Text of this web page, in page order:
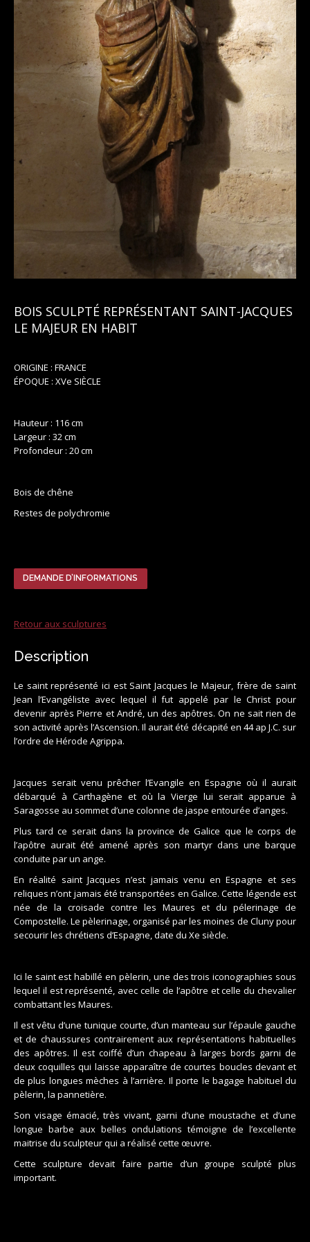
BOIS SCULPTÉ REPRÉSENTANT SAINT-JACQUES
LE MAJEUR EN HABIT
ORIGINE : FRANCE
ÉPOQUE : XVe SIÈCLE
Hauteur : 116 cm
Largeur : 32 cm
Profondeur : 20 cm
Bois de chêne
Restes de polychromie
DEMANDE D’INFORMATIONS
Retour aux sculptures
Description
Le saint représenté ici est Saint Jacques le Majeur, frère de saint
Jean l’Evangéliste avec lequel il fut appelé par le Christ pour
devenir après Pierre et André, un des apôtres. On ne sait rien de
son activité après l’Ascension. Il aurait été décapité en 44 ap J.C. sur
l’ordre de Hérode Agrippa.
Jacques serait venu prêcher l’Evangile en Espagne où il aurait
débarqué à Carthagène et où la Vierge lui serait apparue à
Saragosse au sommet d’une colonne de jaspe entourée d’anges.
Plus tard ce serait dans la province de Galice que le corps de
l’apôtre aurait été amené après son martyr dans une barque
conduite par un ange.
En réalité saint Jacques n’est jamais venu en Espagne et ses
reliques n’ont jamais été transportées en Galice. Cette légende est
née de la croisade contre les Maures et du pélerinage de
Compostelle. Le pèlerinage, organisé par les moines de Cluny pour
secourir les chrétiens d’Espagne, date du Xe siècle.
Ici le saint est habillé en pèlerin, une des trois iconographies sous
lequel il est représenté, avec celle de l’apôtre et celle du chevalier
combattant les Maures.
Il est vêtu d’une tunique courte, d’un manteau sur l’épaule gauche
et de chaussures contrairement aux représentations habituelles
des apôtres. Il est coiffé d’un chapeau à larges bords garni de
deux coquilles qui laisse apparaître de courtes boucles devant et
de plus longues mèches à l’arrière. Il porte le bagage habituel du
pèlerin, la pannetière.
Son visage émacié, très vivant, garni d’une moustache et d’une
longue barbe aux belles ondulations témoigne de l’excellente
maitrise du sculpteur qui a réalisé cette œuvre.
Cette sculpture devait faire partie d’un groupe sculpté plus
important.